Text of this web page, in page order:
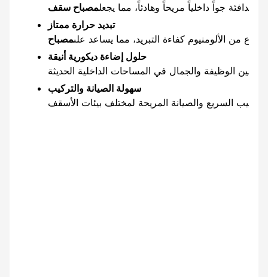
الدافئة جواً داخلياً مريحاً وهادئاً، مما يجعل
تبديد حرارة ممتاز
من الألومنيوم كفاءة التبريد، مما يساعد على
حلول إضاءة ديكورية أنيقة
سهولة الصيانة والتركيب